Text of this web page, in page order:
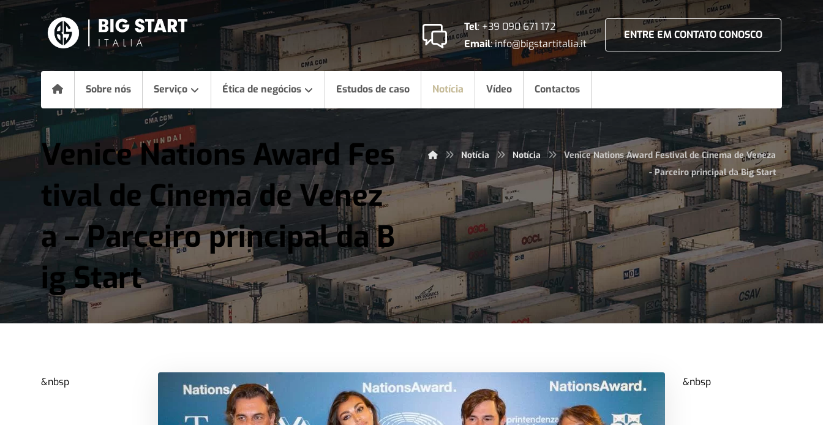
ENTRE EM CONTATO CONOSCO
Tel: +39 090 671 172
Email:info@bigstartitalia.it
Sobre nós Serviço Ética de negócios Estudos de caso Notícia Vídeo Contactos
Venice Nations Award Fes
tival de Cinema de Venez
a – Parceiro principal da B
ig Start
Notícia Notícia
Venice Nations Award Festival de Cinema de Veneza
- Parceiro principal da Big Start
&nbsp &nbsp